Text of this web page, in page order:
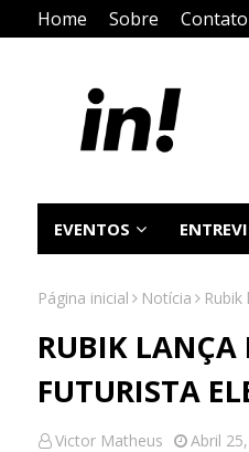
Home Sobre Contato
EVENTOS
Página inicial Notícia
RUBIK LANÇA
FUTURISTA
Victor Matheus Abril